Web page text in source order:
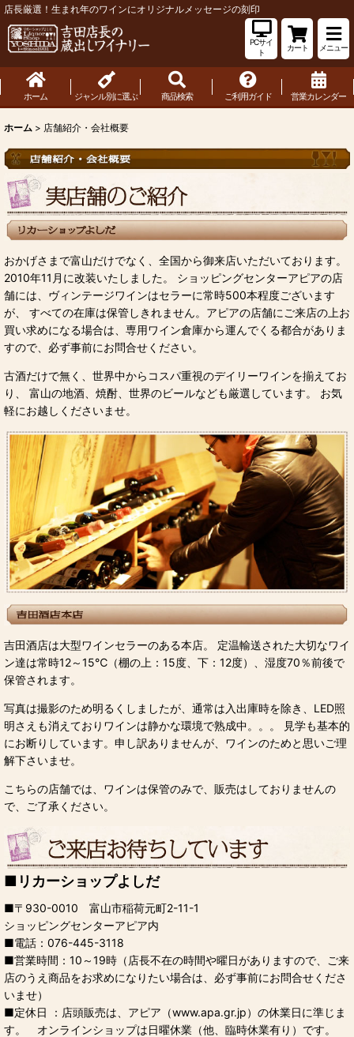
店長厳選！生まれ年のワインにオリジナルメッセージの刻印
PCサイ
ト
カート メニュー
ホーム ジャンル別に選ぶ 商品検索 ご利用ガイド 営業カレンダー
ホーム > 店舗紹介・会社概要
おかげさまで富山だけでなく、全国から御来店いただいております。
2010年11月に改装いたしました。 ショッピングセンターアピアの店
舗には、ヴィンテージワインはセラーに常時500本程度ございます
が、 すべての在庫は保管しきれません。アピアの店舗にご来店の上お
買い求めになる場合は、専用ワイン倉庫から運んでくる都合がありま
すので、必ず事前にお問合せください。
古酒だけで無く、世界中からコスパ重視のデイリーワインを揃えてお
り、 富山の地酒、焼酎、世界のビールなども厳選しています。 お気
軽にお越しくださいませ。
吉田酒店は大型ワインセラーのある本店。 定温輸送された大切なワイ
ン達は常時12～15℃（棚の上：15度、下：12度）、湿度70％前後で
保管されます。
写真は撮影のため明るくしましたが、通常は入出庫時を除き、LED照
明さえも消えておりワインは静かな環境で熟成中。。。 見学も基本的
にお断りしています。申し訳ありませんが、ワインのためと思いご理
解下さいませ。
こちらの店舗では、ワインは保管のみで、販売はしておりませんの
で、ご了承ください。
■ リカーショップよしだ
■〒930-0010 富山市稲荷元町2-11-1
ショッピングセンターアピア内
■電話：076-445-3118
■営業時間：10～19時（店長不在の時間や曜日がありますので、ご来
店のうえ商品をお求めになりたい場合は、必ず事前にお問合せくださ
いませ）
■定休日 ：店頭販売は、アピア（www.apa.gr.jp）の休業日に準じま
す。 オンラインショップは日曜休業（他、臨時休業有り）です。